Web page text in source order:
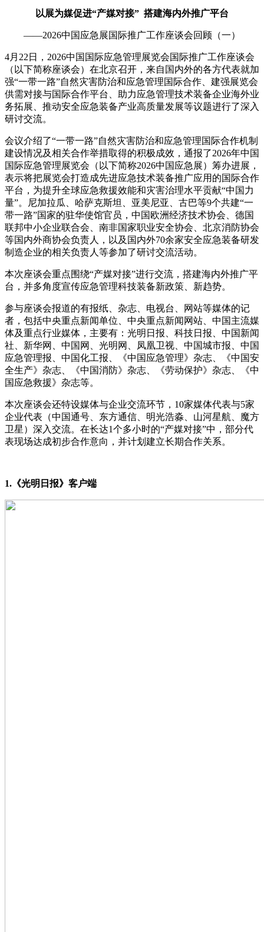
以展为媒促进“产媒对接” 搭建海内外推广平台
——2026中国应急展国际推广工作座谈会回顾（一）
4月22日，2026中国国际应急管理展览会国际推广工作座谈会
（以下简称座谈会）在北京召开，来自国内外的各方代表就加
强“一带一路”自然灾害防治和应急管理国际合作、建强展览会
供需对接与国际合作平台、助力应急管理技术装备企业海外业
务拓展、推动安全应急装备产业高质量发展等议题进行了深入
研讨交流。
会议介绍了“一带一路”自然灾害防治和应急管理国际合作机制
建设情况及相关合作举措取得的积极成效，通报了2026年中国
国际应急管理展览会（以下简称2026中国应急展）筹办进展，
表示将把展览会打造成先进应急技术装备推广应用的国际合作
平台，为提升全球应急救援效能和灾害治理水平贡献“中国力
量”。尼加拉瓜、哈萨克斯坦、亚美尼亚、古巴等9个共建“一
带一路”国家的驻华使馆官员，中国欧洲经济技术协会、德国
联邦中小企业联合会、南非国家职业安全协会、北京消防协会
等国内外商协会负责人，以及国内外70余家安全应急装备研发
制造企业的相关负责人等参加了研讨交流活动。
本次座谈会重点围绕“产媒对接”进行交流，搭建海内外推广平
台，并多角度宣传应急管理科技装备新政策、新趋势。
参与座谈会报道的有报纸、杂志、电视台、网站等媒体的记
者，包括中央重点新闻单位、中央重点新闻网站、中国主流媒
体及重点行业媒体，主要有：光明日报、科技日报、中国新闻
社、新华网、中国网、光明网、凤凰卫视、中国城市报、中国
应急管理报、中国化工报、《中国应急管理》杂志、《中国安
全生产》杂志、《中国消防》杂志、《劳动保护》杂志、《中
国应急救援》杂志等。
本次座谈会还特设媒体与企业交流环节，10家媒体代表与5家
企业代表（中国通号、东方通信、明光浩淼、山河星航、魔方
卫星）深入交流。在长达1个多小时的“产媒对接”中，部分代
表现场达成初步合作意向，并计划建立长期合作关系。
1.《光明日报》客户端